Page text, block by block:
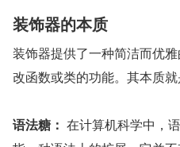
装饰器的本质
装饰器提供了一种简洁而优
改函数或类的功能。其本质就
语法糖： 在计算机科学中，